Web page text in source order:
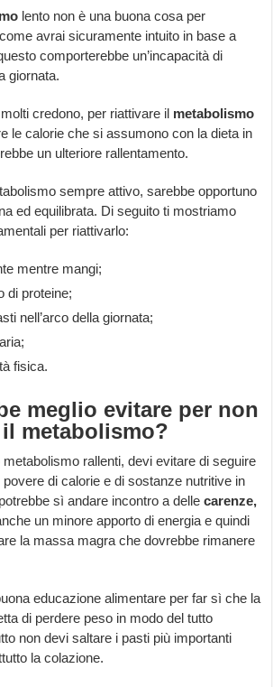
lento non è una buona cosa per
avrai sicuramente intuito in base a
comporterebbe un’incapacità di
giornata.
credono, per riattivare il metabolismo
le calorie che si assumono con la dieta in
un ulteriore rallentamento.
sempre attivo, sarebbe opportuno
ed equilibrata. Di seguito ti mostriamo
per riattivarlo:
mentre mangi;
di proteine;
nell’arco della giornata;
fisica.
meglio evitare per non
metabolismo?
rallenti, devi evitare di seguire
di calorie e di sostanze nutritive in
sì andare incontro a dellecarenze,
un minore apporto di energia e quindi
la massa magra che dovrebbe rimanere
educazione alimentare per far sì che la
di perdere peso in modo del tutto
non devi saltare i pasti più importanti
la colazione.